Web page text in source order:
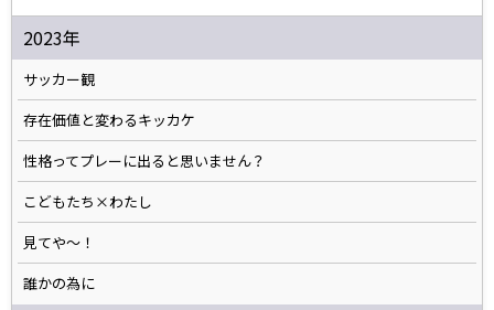
2023年
サッカー観
存在価値と変わるキッカケ
性格ってプレーに出ると思いません？
こどもたち×わたし
見てや～！
誰かの為に